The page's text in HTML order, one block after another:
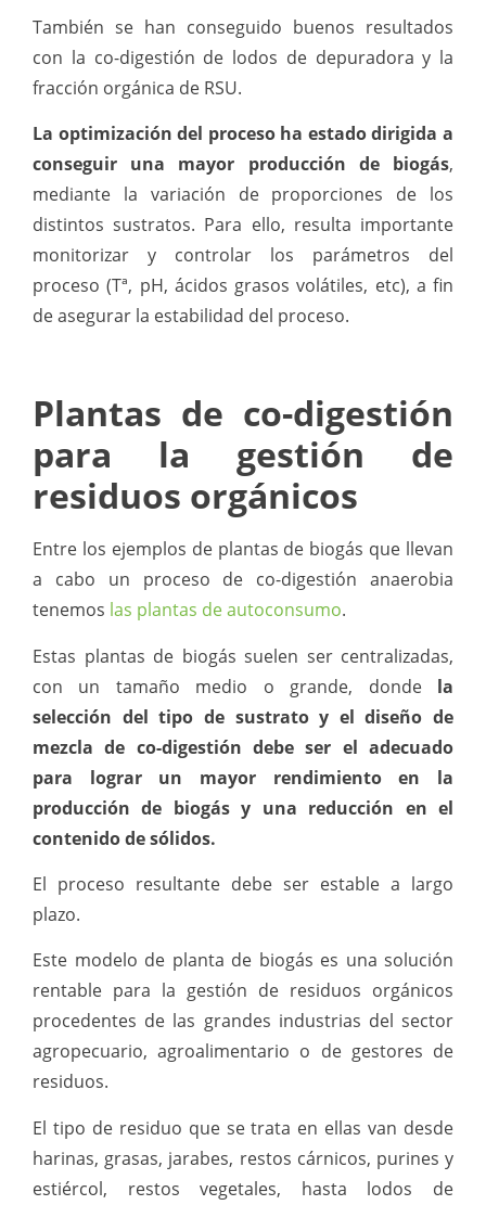
También se han conseguido buenos resultados
con la co-digestión de lodos de depuradora y la
fracción orgánica de RSU.
La optimización del proceso ha estado dirigida a
conseguir una mayor producción de biogás,
mediante la variación de proporciones de los
distintos sustratos. Para ello, resulta importante
monitorizar y controlar los parámetros del
proceso (Tª, pH, ácidos grasos volátiles, etc), a fin
de asegurar la estabilidad del proceso.
Plantas de co-digestión
para la gestión de
residuos orgánicos
Entre los ejemplos de plantas de biogás que llevan
a cabo un proceso de co-digestión anaerobia
tenemos las plantas de autoconsumo.
Estas plantas de biogás suelen ser centralizadas,
con un tamaño medio o grande, donde la
selección del tipo de sustrato y el diseño de
mezcla de co-digestión debe ser el adecuado
para lograr un mayor rendimiento en la
producción de biogás y una reducción en el
contenido de sólidos.
El proceso resultante debe ser estable a largo
plazo.
Este modelo de planta de biogás es una solución
rentable para la gestión de residuos orgánicos
procedentes de las grandes industrias del sector
agropecuario, agroalimentario o de gestores de
residuos.
El tipo de residuo que se trata en ellas van desde
harinas, grasas, jarabes, restos cárnicos, purines y
estiércol, restos vegetales, hasta lodos de